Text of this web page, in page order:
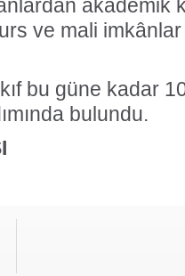
akademik
ve mali
bu güne kadar
bulundu.